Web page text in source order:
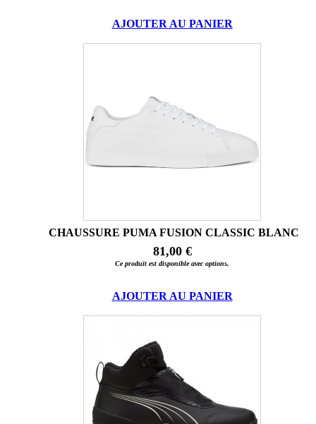
AJOUTER AU PANIER
CHAUSSURE PUMA FUSION CLASSIC BLANC
81,00 €
Ce produit est disponible avec options.
AJOUTER AU PANIER